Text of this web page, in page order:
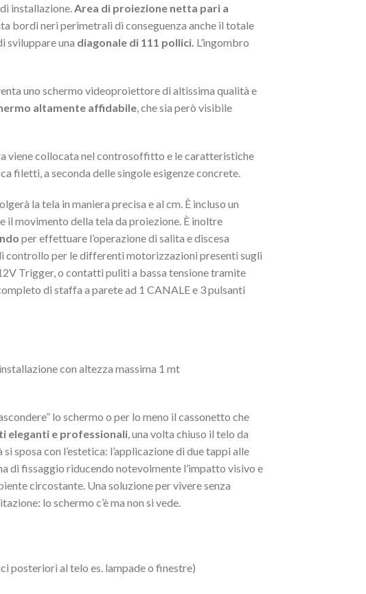
installazione. Area di proiezione netta pari a
bordi neri perimetrali di conseguenza anche il totale
sviluppare una diagonale di 111 pollici. L’ingombro
uno schermo videoproiettore di altissima qualità e
altamente affidabile, che sia però visibile
viene collocata nel controsoffitto e le caratteristiche
filetti, a seconda delle singole esigenze concrete.
la tela in maniera precisa e al cm. È incluso un
movimento della tela da proiezione. È inoltre
per effettuare l’operazione di salita e discesa
controllo per le differenti motorizzazioni presenti sugli
Trigger, o contatti puliti a bassa tensione tramite
di staffa a parete ad 1 CANALE e 3 pulsanti
con altezza massima 1 mt
lo schermo o per lo meno il cassonetto che
eleganti e professionali, una volta chiuso il telo da
sposa con l’estetica: l’applicazione di due tappi alle
di fissaggio riducendo notevolmente l’impatto visivo e
circostante. Una soluzione per vivere senza
lo schermo c’è ma non si vede.
posteriori al telo es. lampade o finestre)